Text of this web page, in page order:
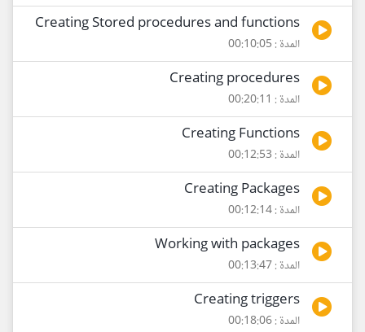
Creating Stored procedures and functions
المدة : 00:10:05
Creating procedures
المدة : 00:20:11
Creating Functions
المدة : 00:12:53
Creating Packages
المدة : 00:12:14
Working with packages
المدة : 00:13:47
Creating triggers
المدة : 00:18:06